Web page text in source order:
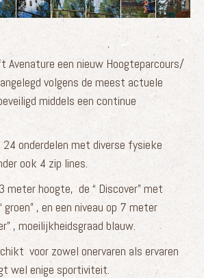
Avenature een nieuw Hoogteparcours/
volgens de meest actuele
middels een continue
onderdelen met diverse fysieke
ook 4 zip lines.
meter hoogte, de “ Discover” met
, en een niveau op 7 meter
, moeilijkheidsgraad blauw.
voor zowel onervaren als ervaren
wel enige sportiviteit.